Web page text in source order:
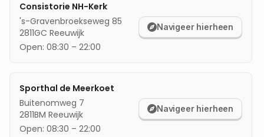
Consistorie NH-Kerk
's-Gravenbroekseweg 85
2811GC Reeuwijk
Open: 08:30 – 22:00
Navigeer hierheen
Sporthal de Meerkoet
Buitenomweg 7
2811BM Reeuwijk
Open: 08:30 – 22:00
Navigeer hierheen